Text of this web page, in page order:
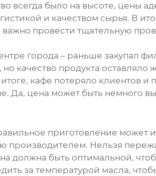
всегда было на высоте, цены
и качеством сырья. В
провести тщательную
города – раньше закупал
качество продукта
кафе потеряло клиентов и
Да, цена может быть немного
приготовление может
Нельзя
должна быть оптимальной,
за температурой масла,